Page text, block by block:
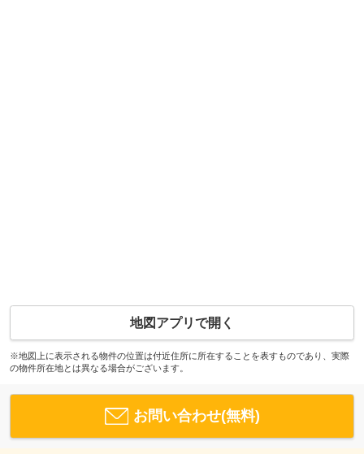
地図アプリで開く
※地図上に表示される物件の位置は付近住所に所在することを表すものであり、実際
の物件所在地とは異なる場合がございます。
お問い合わせ(無料)